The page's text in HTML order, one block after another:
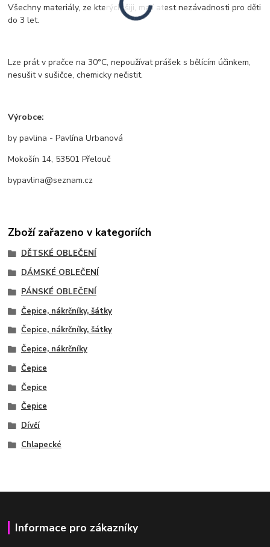
Všechny materiály, ze kterých šiji, mají atest nezávadnosti pro děti
do 3 let.
Lze prát v pračce na 30°C, nepoužívat prášek s bělícím účinkem,
nesušit v sušičce, chemicky nečistit.
Výrobce:
by pavlina - Pavlína Urbanová
Mokošín 14, 53501 Přelouč
bypavlina@seznam.cz
Zboží zařazeno v kategoriích
DĚTSKÉ OBLEČENÍ
DÁMSKÉ OBLEČENÍ
PÁNSKÉ OBLEČENÍ
Čepice, nákrčníky, šátky
Čepice, nákrčníky, šátky
Čepice, nákrčníky
Čepice
Čepice
Čepice
Dívčí
Chlapecké
Informace pro zákazníky